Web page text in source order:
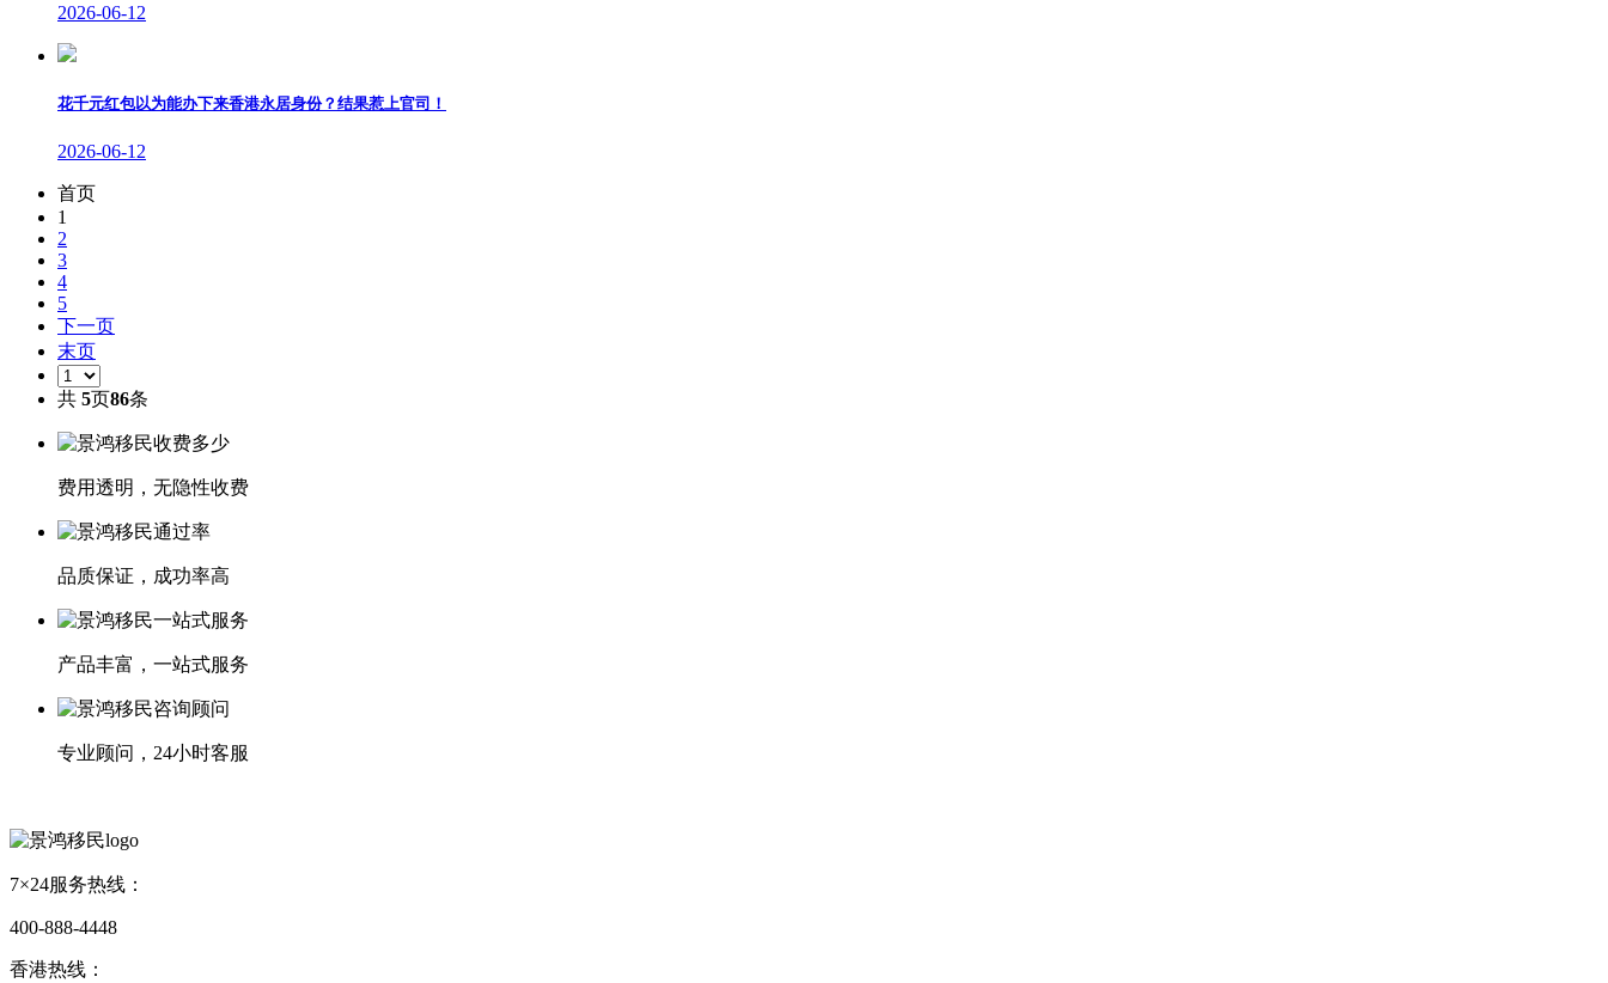
2026-06-12
花千元红包以为能办下来香港永居身份？结果惹上官司！
2026-06-12
首页
1
2
3
4
5
下一页
末页
共 5页86条
费用透明，无隐性收费
品质保证，成功率高
产品丰富，一站式服务
专业顾问，24小时客服
7×24服务热线：
400-888-4448
香港热线：